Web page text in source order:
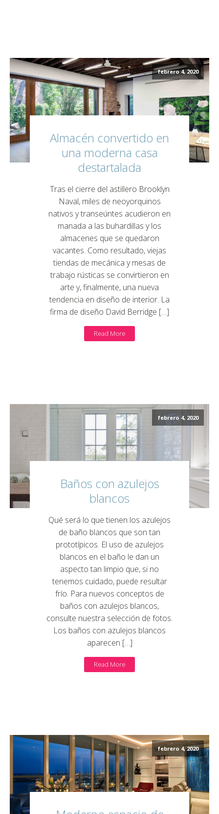
febrero 4, 2020
Almacén convertido en
una moderna casa
destartalada
Tras el cierre del astillero Brooklyn
Naval, miles de neoyorquinos
nativos y transeúntes acudieron en
manada a las buhardillas y los
almacenes que se quedaron
vacantes. Como resultado, viejas
tiendas de mecánica y mesas de
trabajo rústicas se convirtieron en
arte y, finalmente, una nueva
tendencia en diseño de interior. La
firma de diseño David Berridge […]
Read More
febrero 4, 2020
Baños con azulejos
blancos
Qué será lo que tienen los azulejos
de baño blancos que son tan
prototípicos. El uso de azulejos
blancos en el baño le dan un
aspecto tan limpio que, si no
tenemos cuidado, puede resultar
frío. Para nuevos conceptos de
baños con azulejos blancos,
consulte nuestra selección de fotos.
Los baños con azulejos blancos
aparecen […]
Read More
febrero 4, 2020